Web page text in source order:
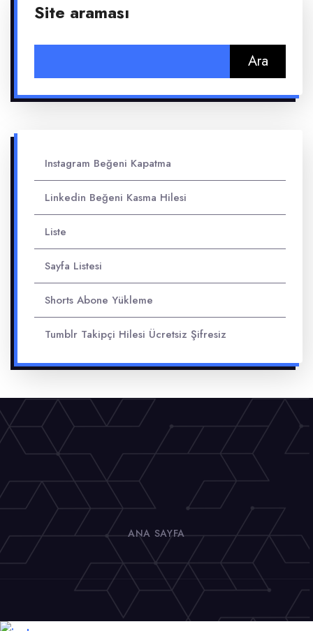
Site araması
Instagram Beğeni Kapatma
Linkedin Beğeni Kasma Hilesi
Liste
Sayfa Listesi
Shorts Abone Yükleme
Tumblr Takipçi Hilesi Ücretsiz Şifresiz
ANA SAYFA